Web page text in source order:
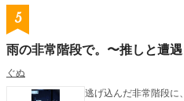
5
雨の非常階段で。〜推しと遭
ぐぬ
逃げ込んだ非常階段に